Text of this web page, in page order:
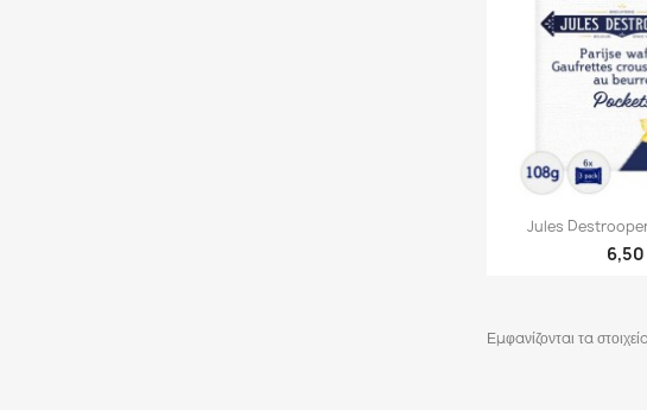

Jules
Εμφανίζονται τα